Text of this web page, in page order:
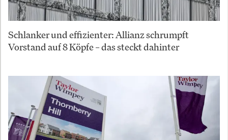
Schlanker und effizienter: Allianz schrumpft
Vorstand auf 8 Köpfe – das steckt dahinter